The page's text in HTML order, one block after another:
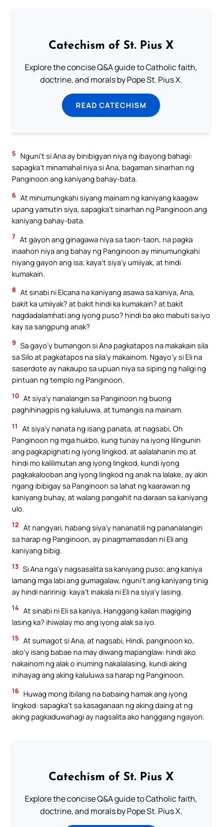
Catechism of St. Pius X
Explore the concise Q&A guide to Catholic faith,
doctrine, and morals by Pope St. Pius X.
READ CATECHISM
5
Nguni’t si Ana ay binibigyan niya ng ibayong bahagi:
sapagka’t minamahal niya si Ana, bagaman sinarhan ng
Panginoon ang kaniyang bahay-bata.
6 At minumungkahi siyang mainam ng kaniyang kaagaw
upang yamutin siya, sapagka’t sinarhan ng Panginoon ang
kaniyang bahay-bata.
7 At gayon ang ginagawa niya sa taon-taon, na pagka
inaahon niya ang bahay ng Panginoon ay minumungkahi
niyang gayon ang isa; kaya’t siya’y umiiyak, at hindi
kumakain.
8 At sinabi ni Elcana na kaniyang asawa sa kaniya, Ana,
bakit ka umiiyak? at bakit hindi ka kumakain? at bakit
nagdadalamhati ang iyong puso? hindi ba ako mabuti sa iyo
kay sa sangpung anak?
9 Sa gayo’y bumangon si Ana pagkatapos na makakain sila
sa Silo at pagkatapos na sila’y makainom. Ngayo’y si Eli na
saserdote ay nakaupo sa upuan niya sa siping ng haligi ng
pintuan ng templo ng Panginoon.
10 At siya’y nanalangin sa Panginoon ng buong
paghihinagpis ng kaluluwa, at tumangis na mainam.
11
At siya’y nanata ng isang panata, at nagsabi, Oh
Panginoon ng mga hukbo, kung tunay na iyong lilingunin
ang pagkapighati ng iyong lingkod, at aalalahanin mo at
hindi mo kalilimutan ang iyong lingkod, kundi iyong
pagkakalooban ang iyong lingkod ng anak na lalake, ay akin
ngang ibibigay sa Panginoon sa lahat ng kaarawan ng
kaniyang buhay, at walang pangahit na daraan sa kaniyang
ulo.
12 At nangyari, habang siya’y nananatili ng pananalangin
sa harap ng Panginoon, ay pinagmamasdan ni Eli ang
kaniyang bibig.
13 Si Ana nga’y nagsasalita sa kaniyang puso; ang kaniya
lamang mga labi ang gumagalaw, nguni’t ang kaniyang tinig
ay hindi naririnig: kaya’t inakala ni Eli na siya’y lasing.
14 At sinabi ni Eli sa kaniya, Hanggang kailan magiging
lasing ka? ihiwalay mo ang iyong alak sa iyo.
15 At sumagot si Ana, at nagsabi, Hindi, panginoon ko,
ako’y isang babae na may diwang mapanglaw: hindi ako
nakainom ng alak o inuming nakalalasing, kundi aking
inihayag ang aking kaluluwa sa harap ng Panginoon.
16 Huwag mong ibilang na babaing hamak ang iyong
lingkod: sapagka’t sa kasaganaan ng aking daing at ng
aking pagkaduwahagi ay nagsalita ako hanggang ngayon.
Catechism of St. Pius X
Explore the concise Q&A guide to Catholic faith,
doctrine, and morals by Pope St. Pius X.